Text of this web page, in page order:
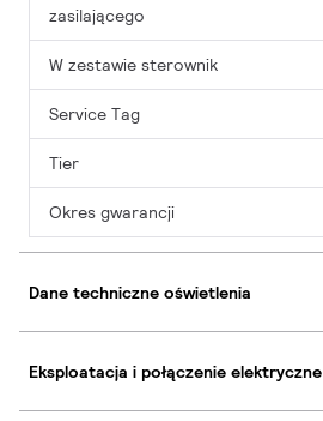
zasilającego
W zestawie sterownik
Service Tag
Tier
Okres gwarancji
Dane techniczne oświetlenia
Eksploatacja i połączenie elektryczne